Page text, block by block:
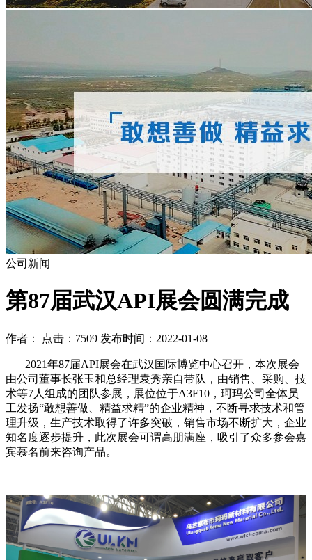
公司新闻
第87届武汉API展会圆满完成
作者： 点击：7509 发布时间：2022-01-08
2021年87届API展会在武汉国际博览中心召开，本次展会
由公司董事长张玉和总经理袁秀亲自带队，由销售、采购、技
术等7人组成的团队参展，展位位于A3F10，珂玛公司全体员
工发扬“敢想善做、精益求精”的企业精神，不断寻求技术和管
理升级，生产技术取得了许多突破，销售市场不断扩大，企业
知名度逐步提升，此次展会可谓高朋满座，吸引了众多参会嘉
宾慕名前来咨询产品。